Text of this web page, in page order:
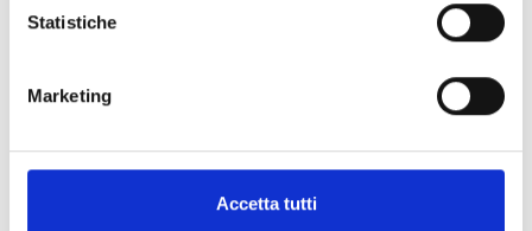
Statistiche
Marketing
Accetta tutti